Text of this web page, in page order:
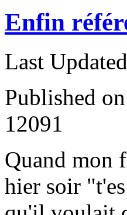
Enfin
Last
Published
12091
Quand mon
hier soir